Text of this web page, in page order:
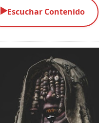
Los Muertos se Levantan (Relato)
Los Monstruos más Buscados
Alma
El Destructor
▶️Escuchar Contenido